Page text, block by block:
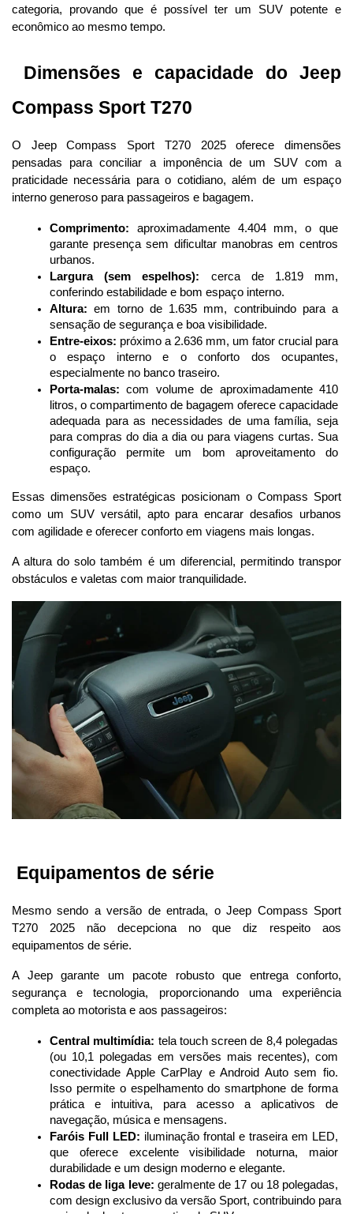
categoria, provando que é possível ter um SUV potente e
econômico ao mesmo tempo.
Dimensões e capacidade do Jeep
Compass Sport T270
O Jeep Compass Sport T270 2025 oferece dimensões
pensadas para conciliar a imponência de um SUV com a
praticidade necessária para o cotidiano, além de um espaço
interno generoso para passageiros e bagagem.
Comprimento: aproximadamente 4.404 mm, o que
garante presença sem dificultar manobras em centros
urbanos.
Largura (sem espelhos): cerca de 1.819 mm,
conferindo estabilidade e bom espaço interno.
Altura: em torno de 1.635 mm, contribuindo para a
sensação de segurança e boa visibilidade.
Entre-eixos: próximo a 2.636 mm, um fator crucial para
o espaço interno e o conforto dos ocupantes,
especialmente no banco traseiro.
Porta-malas: com volume de aproximadamente 410
litros, o compartimento de bagagem oferece capacidade
adequada para as necessidades de uma família, seja
para compras do dia a dia ou para viagens curtas. Sua
configuração permite um bom aproveitamento do
espaço.
Essas dimensões estratégicas posicionam o Compass Sport
como um SUV versátil, apto para encarar desafios urbanos
com agilidade e oferecer conforto em viagens mais longas.
A altura do solo também é um diferencial, permitindo transpor
obstáculos e valetas com maior tranquilidade.
Equipamentos de série
Mesmo sendo a versão de entrada, o Jeep Compass Sport
T270 2025 não decepciona no que diz respeito aos
equipamentos de série.
A Jeep garante um pacote robusto que entrega conforto,
segurança e tecnologia, proporcionando uma experiência
completa ao motorista e aos passageiros:
Central multimídia: tela touch screen de 8,4 polegadas
(ou 10,1 polegadas em versões mais recentes), com
conectividade Apple CarPlay e Android Auto sem fio.
Isso permite o espelhamento do smartphone de forma
prática e intuitiva, para acesso a aplicativos de
navegação, música e mensagens.
Faróis Full LED: iluminação frontal e traseira em LED,
que oferece excelente visibilidade noturna, maior
durabilidade e um design moderno e elegante.
Rodas de liga leve: geralmente de 17 ou 18 polegadas,
com design exclusivo da versão Sport, contribuindo para